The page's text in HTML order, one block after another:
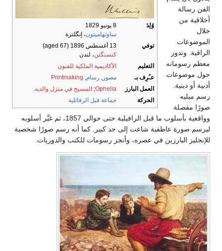
وُلِدَ
8 يونيو 1829
ساوثهامپتون، إنگلترة
توفي
13 أغسطس 1896
(aged 67)
كنسنگتن، لندن
التعليم
الأكاديمية الملكية للفنون
عـُرِف بـ
مصور , رسام,
Printmaking
العمل البارز
Ophelia
; المسيح في منزل والديه.
الحركة
جماعة قبل الرفائلية
الفن رسالة
أخلاقية من
خلال
الموضوعات
الراقية. وتدور
معظم رسوماته
حول موضوعات
أدبية أو دينية.
رسم ميليه
صورًا مفصلة
وواقعية بأسلوب ما قبل الرافيلية حتى حوالي 1857، ثم غيَّر أسلوبه
ليرسم صورة عاطفية شاعت إلى حد كبير. كما أنه رسم صورًا شخصية
للإنجليز البارزين في عصره، وأنجز رسومات للكتب والدوريات.